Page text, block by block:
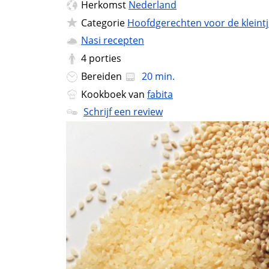
Herkomst Nederland
Categorie Hoofdgerechten voor de
Nasi recepten
4 porties
Bereiden
20 min.
Kookboek van fabita
Schrijf een review